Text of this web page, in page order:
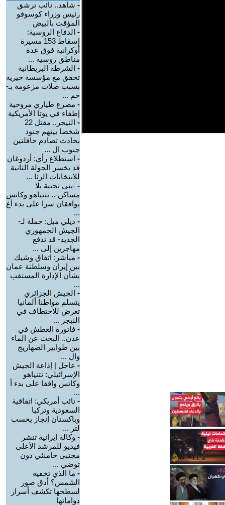
- شاهد.. نائب ترشق
رئيس وزراء كوسوفو
المؤقت بالبيض
- الدفاع الروسية:
إسقاط 153 مسيرة
أوكرانية فوق عدة
مناطق روسية ...
- الشرطة البريطانية
تحقق مع مؤسسة خيرية
بسبب صلات مزعومة بـ-
حم ...
- مصرع طياري مروحية
إطفاء في يوتا الأمريكية
-
النيجر.. مقتل 22
شخصا بينهم جنود
بحادث تصادم حافلتين
جنوب ال ...
- استطلاع رأي: أردوغان
قد يخسر الجولة الثانية
للانتخابات الرئا ...
- -بنى تحتية بلا
مساكن-.. نتنياهو وكاتس
يوافقان سرا على بدء أع
...
- ديلي ميل: حملة لـ-
الجيش الجمهوري
الجديد- قد تدفع
مهاجرين إلى ...
- مباشر: اتفاق وشيك
بين إيران وسلطنة عمان
بشأن الإدارة المستقب
...
- الجيش الجزائري
يتسلم مواطنا ألمانيا
تعرض للاختطاف في
النيجر ...
- فاتورة العطش في
عدن.. البحث عن الماء
بين طوابير الصهاريج
وال ...
- عاجل | إذاعة الجيش
الإسرائيلي: نتنياهو
وكاتس وافقا على بدء أ
...
- نائب أمريكي: اتفاقية
السعودية وتركيا
وباكستان إنجاز يحسب
لتر ...
- وكالة إيرانية تنشر
فيديو للمرشد الأعلى
مجتبى خامنئي دون
توضي ...
- ما الذي تخفيه
الشمس؟ أدق صور
لسطحها تكشف أسرار
دواماتها